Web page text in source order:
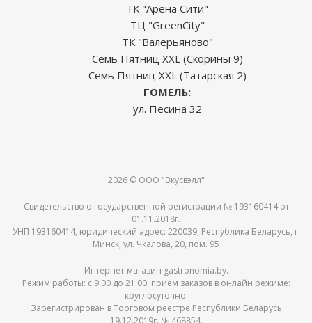
ТК "Арена Сити"
ТЦ "GreenCity"
ТК "Валерьяново"
Семь Пятниц XXL (Скорины 9)
Семь Пятниц XXL (Татарская 2)
ГОМЕЛЬ:
ул. Песина 32
2026 © ООО "Вкусвэлл"
Свидетельство о государственной регистрации № 193160414 от
01.11.2018г.
УНП 193160414, юридический адрес: 220039, Республика Беларусь, г.
Минск, ул. Чкалова, 20, пом. 95
Интернет-магазин gastronomia.by.
Режим работы: c 9:00 до 21:00, прием заказов в онлайн режиме:
круглосуточно.
Зарегистрирован в Торговом реестре Республики Беларусь
19.12.2019г. № 468854.